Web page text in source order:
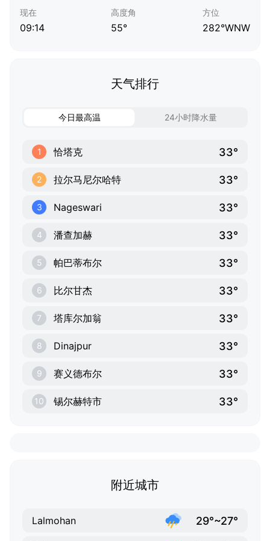
现在
09:14
高度角
55°
方位
282°WNW
天气排行
今日最高温 24小时降水量
1 恰塔克 33°
2 拉尔马尼尔哈特 33°
3 Nageswari 33°
4 潘查加赫 33°
5 帕巴蒂布尔 33°
6 比尔甘杰 33°
7 塔库尔加翁 33°
8 Dinajpur 33°
9 赛义德布尔 33°
10 锡尔赫特市 33°
附近城市
Lalmohan 29°~27°